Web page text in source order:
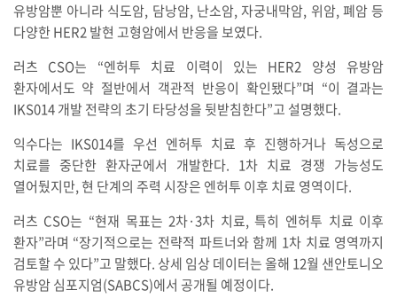
유방암뿐 아니라 식도암, 담낭암, 난소암, 자궁내막암, 위암, 폐암 등
다양한 HER2 발현 고형암에서 반응을 보였다.
러츠 CSO는 “엔허투 치료 이력이 있는 HER2 양성 유방암
환자에서도 약 절반에서 객관적 반응이 확인됐다”며 “이 결과는
IKS014 개발 전략의 초기 타당성을 뒷받침한다”고 설명했다.
익수다는 IKS014를 우선 엔허투 치료 후 진행하거나 독성으로
치료를 중단한 환자군에서 개발한다. 1차 치료 경쟁 가능성도
열어뒀지만, 현 단계의 주력 시장은 엔허투 이후 치료 영역이다.
러츠 CSO는 “현재 목표는 2차·3차 치료, 특히 엔허투 치료 이후
환자”라며 “장기적으로는 전략적 파트너와 함께 1차 치료 영역까지
검토할 수 있다”고 말했다. 상세 임상 데이터는 올해 12월 샌안토니오
유방암 심포지엄(SABCS)에서 공개될 예정이다.